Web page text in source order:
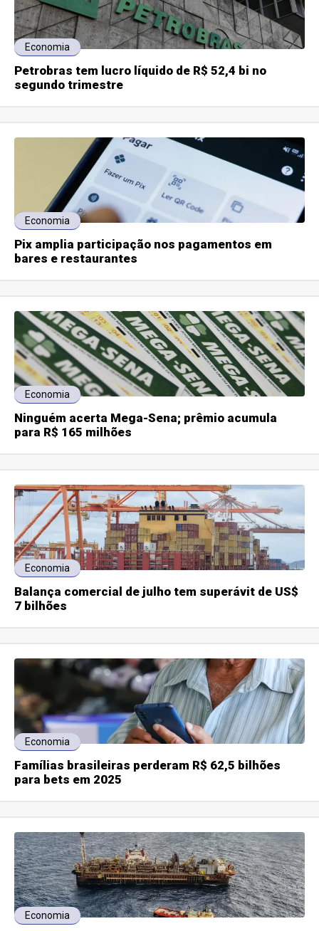
Economia
Petrobras tem lucro líquido de R$ 52,4 bi no
segundo trimestre
Economia
Pix amplia participação nos pagamentos em
bares e restaurantes
Economia
Ninguém acerta Mega-Sena; prêmio acumula
para R$ 165 milhões
Economia
Balança comercial de julho tem superávit de US$
7 bilhões
Economia
Famílias brasileiras perderam R$ 62,5 bilhões
para bets em 2025
Economia